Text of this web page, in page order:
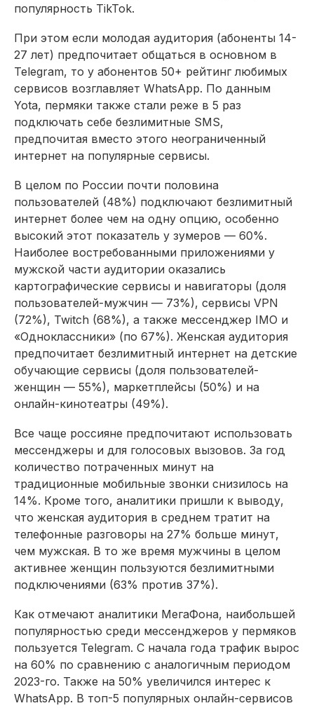
популярность TikTok.
При этом если молодая аудитория (абоненты 14-
27 лет) предпочитает общаться в основном в
Telegram, то у абонентов 50+ рейтинг любимых
сервисов возглавляет WhatsApp. По данным
Yota, пермяки также стали реже в 5 раз
подключать себе безлимитные SMS,
предпочитая вместо этого неограниченный
интернет на популярные сервисы.
В целом по России почти половина
пользователей (48%) подключают безлимитный
интернет более чем на одну опцию, особенно
высокий этот показатель у зумеров — 60%.
Наиболее востребованными приложениями у
мужской части аудитории оказались
картографические сервисы и навигаторы (доля
пользователей-мужчин — 73%), сервисы VPN
(72%), Twitch (68%), а также мессенджер IMO и
«Одноклассники» (по 67%). Женская аудитория
предпочитает безлимитный интернет на детские
обучающие сервисы (доля пользователей-
женщин — 55%), маркетплейсы (50%) и на
онлайн-кинотеатры (49%).
Все чаще россияне предпочитают использовать
мессенджеры и для голосовых вызовов. За год
количество потраченных минут на
традиционные мобильные звонки снизилось на
14%. Кроме того, аналитики пришли к выводу,
что женская аудитория в среднем тратит на
телефонные разговоры на 27% больше минут,
чем мужская. В то же время мужчины в целом
активнее женщин пользуются безлимитными
подключениями (63% против 37%).
Как отмечают аналитики МегаФона, наибольшей
популярностью среди мессенджеров у пермяков
пользуется Telegram. С начала года трафик вырос
на 60% по сравнению с аналогичным периодом
2023-го. Также на 50% увеличился интерес к
WhatsApp. В топ-5 популярных онлайн-сервисов